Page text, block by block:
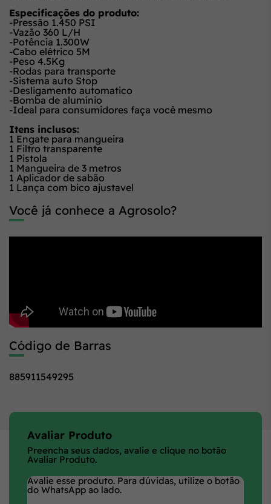
Especificações do produto:
-Pressão 1.450 PSI
-Vazão 360 L/H
-Potência 1.300W
-Cabo elétrico 5M
-Peso 4.5Kg
-Rodas para transporte
-Sistema auto Stop
-Desligamento automatico
-Bomba de alumínio
-Ideal para consumidores faça você mesmo
Itens inclusos:
1 Engate para mangueira
1 Filtro transparente
1 Pistola
1 Mangueira de 3 metros
1 Aplicador de sabão
1 Lança com bico ajustavel
Você já conhece a Agrosolo?
Código de Barras
885911549295
Avaliar Produto
Preencha seus dados, avalie e clique no botão
Avaliar Produto.